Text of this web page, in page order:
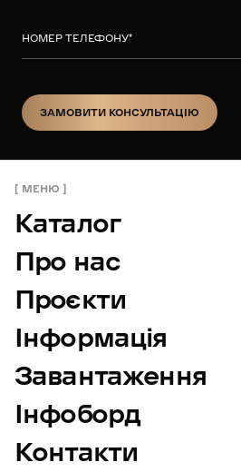
НОМЕР ТЕЛЕФОНУ*
ЗАМОВИТИ КОНСУЛЬТАЦІЮ
МЕНЮ
Каталог
Про нас
Проєкти
Інформація
Завантаження
Інфоборд
Контакти